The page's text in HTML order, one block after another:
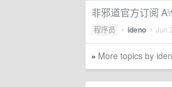
非邪道官方订阅
程序员 • ideno • Jun
» More topics by